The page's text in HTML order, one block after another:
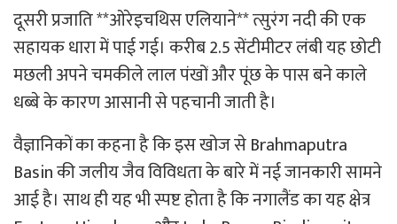
दूसरी प्रजाति **ओरेइचथिस एलियाने** त्सुरंग नदी की एक
सहायक धारा में पाई गई। करीब 2.5 सेंटीमीटर लंबी यह छोटी
मछली अपने चमकीले लाल पंखों और पूंछ के पास बने काले
धब्बे के कारण आसानी से पहचानी जाती है।
वैज्ञानिकों का कहना है कि इस खोज से Brahmaputra
Basin की जलीय जैव विविधता के बारे में नई जानकारी सामने
आई है। साथ ही यह भी स्पष्ट होता है कि नगालैंड का यह क्षेत्र